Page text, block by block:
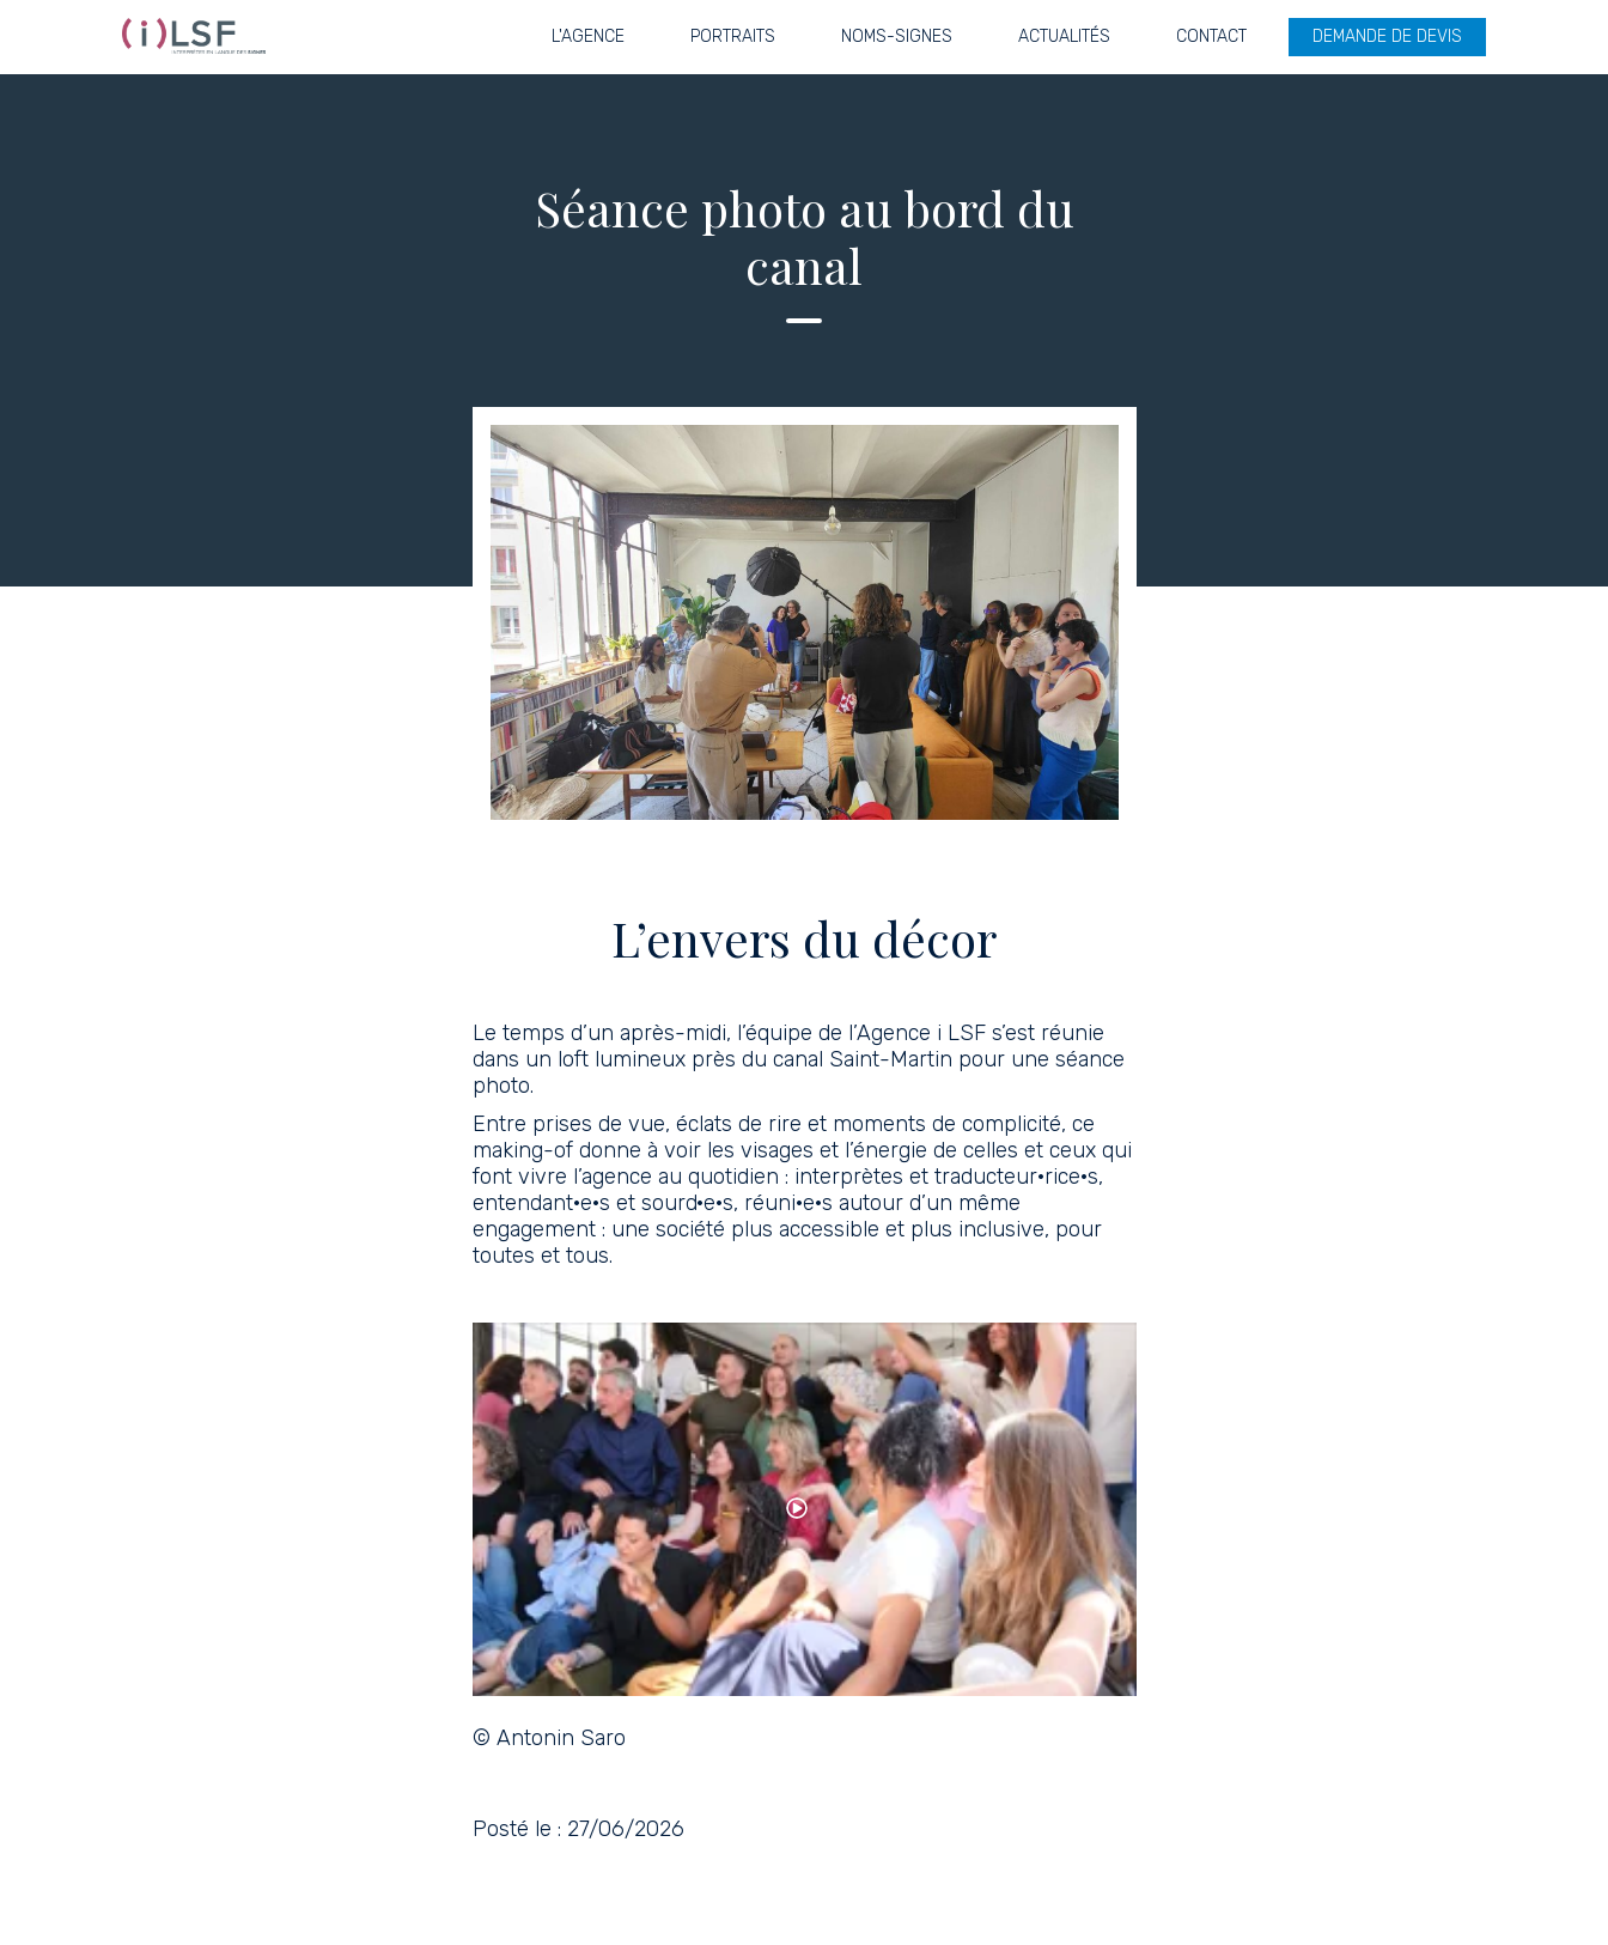
L'AGENCE PORTRAITS NOMS-SIGNES ACTUALITÉS CONTACT DEMANDE DE DEVIS
Séance photo au bord du
canal
L’envers du décor
Le temps d’un après-midi, l’équipe de l’Agence i LSF s’est réunie
dans un loft lumineux près du canal Saint-Martin pour une séance
photo.
Entre prises de vue, éclats de rire et moments de complicité, ce
making-of donne à voir les visages et l’énergie de celles et ceux qui
font vivre l’agence au quotidien : interprètes et traducteur·rice·s,
entendant·e·s et sourd·e·s, réuni·e·s autour d’un même
engagement : une société plus accessible et plus inclusive, pour
toutes et tous.
© Antonin Saro
Posté le : 27/06/2026